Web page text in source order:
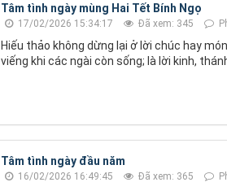
Tâm tình ngày mùng Hai Tết Bính Ngọ
17/02/2026 15:34:17 Đã xem: 345
Hiếu thảo không dừng lại ở lời chúc hay
viếng khi các ngài còn sống; là lời kinh,
Tâm tình ngày đầu năm
16/02/2026 16:49:45 Đã xem: 365